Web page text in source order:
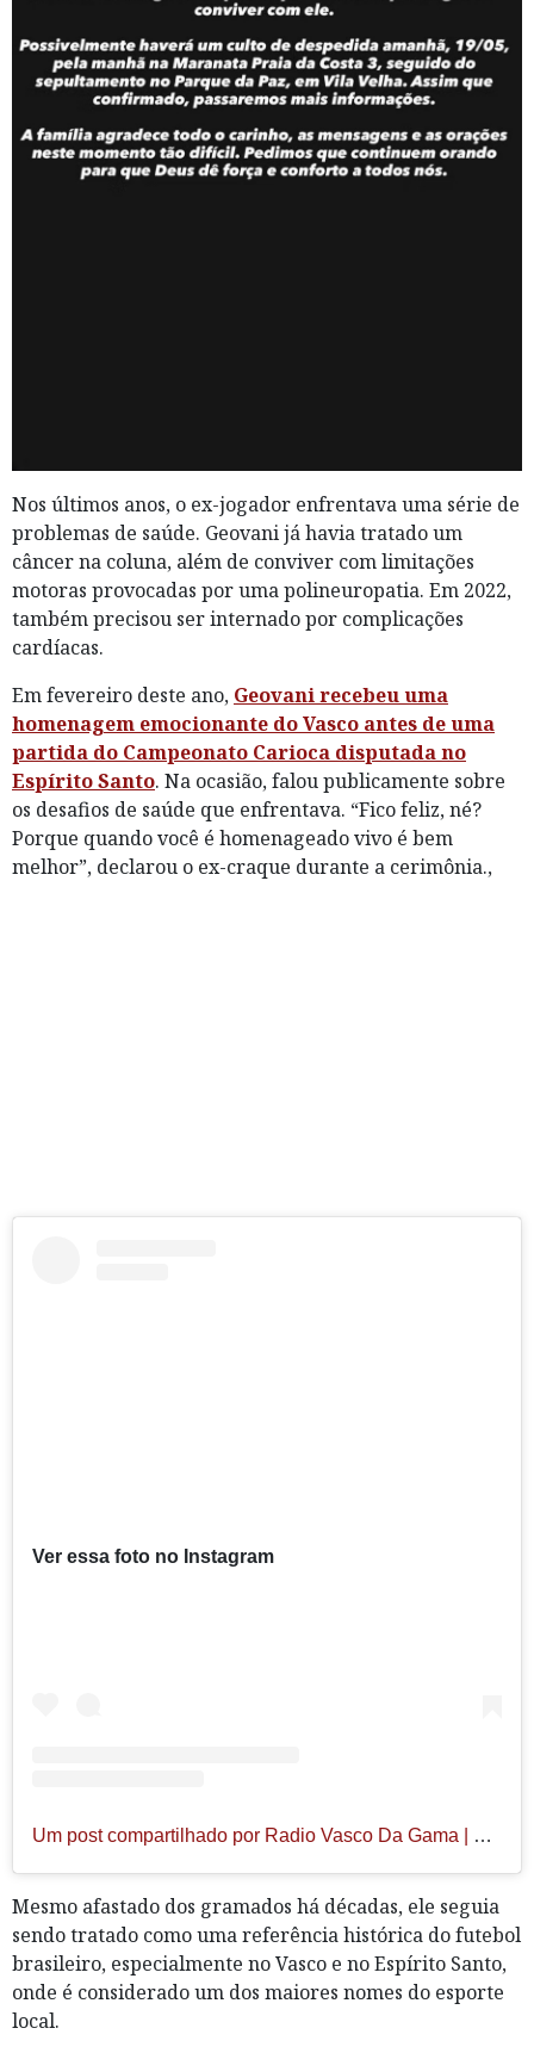
Nos últimos anos, o ex-jogador enfrentava uma série de
problemas de saúde. Geovani já havia tratado um
câncer na coluna, além de conviver com limitações
motoras provocadas por uma polineuropatia. Em 2022,
também precisou ser internado por complicações
cardíacas.
Em fevereiro deste ano, Geovani recebeu uma
homenagem emocionante do Vasco antes de uma
partida do Campeonato Carioca disputada no
Espírito Santo. Na ocasião, falou publicamente sobre
os desafios de saúde que enfrentava. “Fico feliz, né?
Porque quando você é homenageado vivo é bem
melhor”, declarou o ex-craque durante a cerimônia.,
Ver essa foto no Instagram
Um post compartilhado por Radio Vasco Da Gama | PH (@radiovascodagamacrvg)
Mesmo afastado dos gramados há décadas, ele seguia
sendo tratado como uma referência histórica do futebol
brasileiro, especialmente no Vasco e no Espírito Santo,
onde é considerado um dos maiores nomes do esporte
local.